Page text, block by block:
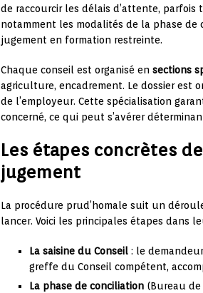
de raccourcir les délais d’attente, parfois
notamment les modalités de la phase
jugement en formation restreinte.
Chaque conseil est organisé en sections
agriculture, encadrement. Le dossier est
de l’employeur. Cette spécialisation
concerné, ce qui peut s’avérer
Les étapes concrètes
jugement
La procédure prud’homale suit un
lancer. Voici les principales étapes dans
La saisine du Conseil : le
greffe du Conseil compétent,
La phase de conciliation (Bureau de